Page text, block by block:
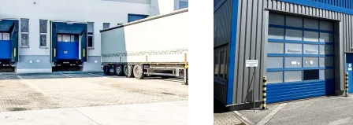
(optional)
Service(optional)
die AGB und Datenschutzbestimmungen gelesen und erkläre mich damit